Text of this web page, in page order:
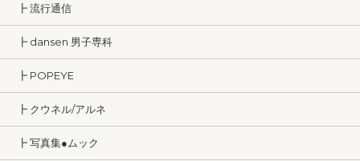
┣ 流行通信
┣ dansen 男子専科
┣ POPEYE
┣ クウネル/アルネ
┣ 写真集●ムック